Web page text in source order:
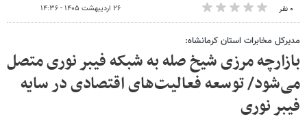
۰ نفر ۲۶ اردیبهشت ۱۴۰۵ - ۱۴:۳۶
مدیرکل مخابرات استان کرمانشاه:
بازارچه مرزی شیخ صله به شبکه فیبر نوری متصل
می‌شود/ توسعه فعالیت‌های اقتصادی در سایه
فیبر نوری